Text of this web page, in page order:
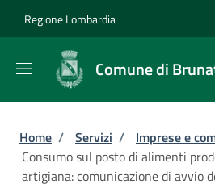
Regione Lombardia
Comune di
Briciole di pane
Home / Servizi / Imprese e
Consumo sul posto di alimenti
artigiana: comunicazione di avvio